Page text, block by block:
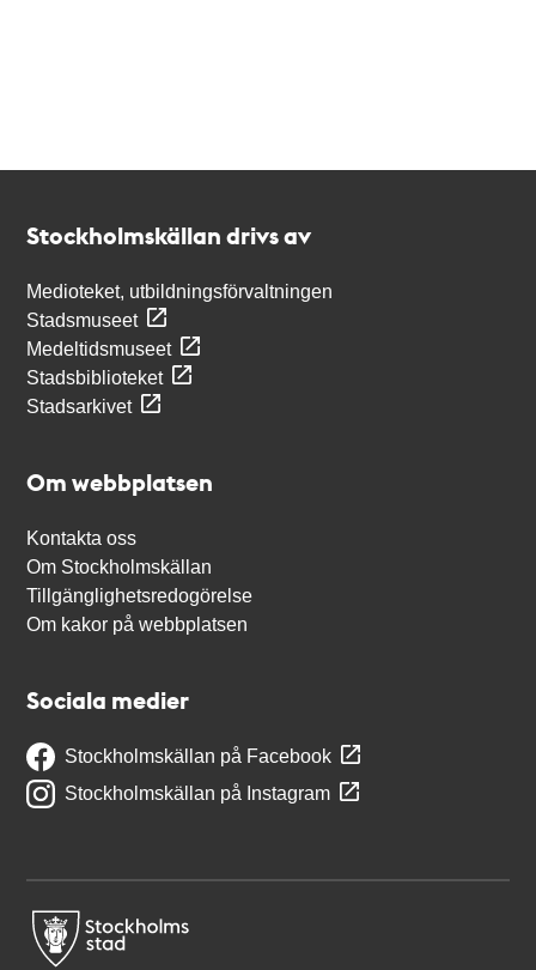
Stockholmskällan drivs av
Medioteket, utbildningsförvaltningen
Stadsmuseet
Medeltidsmuseet
Stadsbiblioteket
Stadsarkivet
Om webbplatsen
Kontakta oss
Om Stockholmskällan
Tillgänglighetsredogörelse
Om kakor på webbplatsen
Sociala medier
Stockholmskällan på Facebook
Stockholmskällan på Instagram